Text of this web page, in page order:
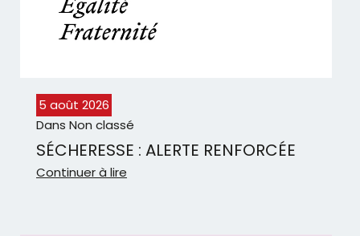
5 août 2026
Dans Non classé
SÉCHERESSE : ALERTE RENFORCÉE
Continuer à lire